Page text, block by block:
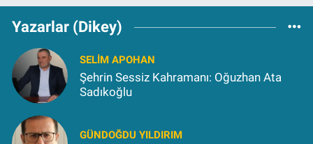
Yazarlar (Dikey)
SELIM APOHAN
Şehrin Sessiz Kahramanı: Oğuzhan Ata
Sadıkoğlu
GÜNDOĞDU YILDIRIM